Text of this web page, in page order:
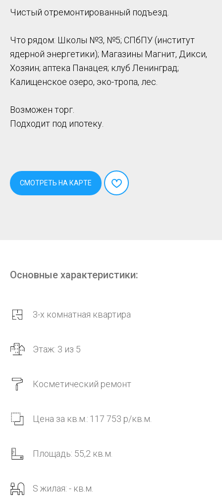
Чистый отремонтированный подъезд.
Что рядом: Школы №3, №5; СПбПУ (институт
ядерной энергетики); Магазины Магнит, Дикси,
Хозяин; аптека Панацея; клуб Ленинград;
Калищенское озеро, эко-тропа, лес.
Возможен торг.
Подходит под ипотеку.
СМОТРЕТЬ НА КАРТЕ
Основные характеристики:
3-х комнатная квартира
Этаж: 3 из 5
Косметический ремонт
Цена за кв.м.: 117 753 р/кв.м.
Площадь: 55,2 кв.м.
S жилая: - кв.м.